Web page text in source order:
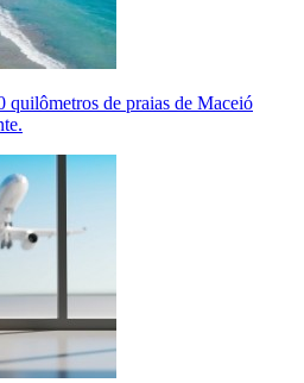
de praias de Maceió